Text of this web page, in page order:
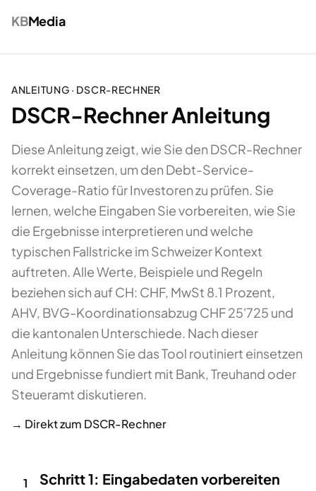
KBMedia
ANLEITUNG · DSCR-RECHNER
DSCR-Rechner Anleitung
Diese Anleitung zeigt, wie Sie den DSCR-Rechner
korrekt einsetzen, um den Debt-Service-
Coverage-Ratio für Investoren zu prüfen. Sie
lernen, welche Eingaben Sie vorbereiten, wie Sie
die Ergebnisse interpretieren und welche
typischen Fallstricke im Schweizer Kontext
auftreten. Alle Werte, Beispiele und Regeln
beziehen sich auf CH: CHF, MwSt 8.1 Prozent,
AHV, BVG-Koordinationsabzug CHF 25'725 und
die kantonalen Unterschiede. Nach dieser
Anleitung können Sie das Tool routiniert einsetzen
und Ergebnisse fundiert mit Bank, Treuhand oder
Steueramt diskutieren.
→ Direkt zum DSCR-Rechner
1 Schritt 1: Eingabedaten vorbereiten